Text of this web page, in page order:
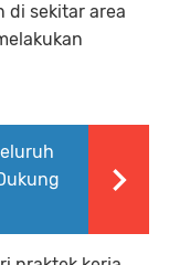
di sekitar area